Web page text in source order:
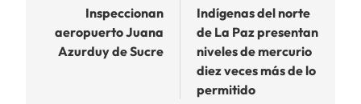
entradas
Inspeccionan
aeropuerto Juana
Azurduy de Sucre
Indígenas del norte
de La Paz presentan
niveles de mercurio
diez veces más de lo
permitido